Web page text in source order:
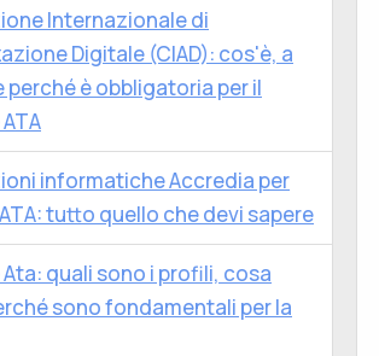
Internazionale di
Digitale (CIAD): cos'è, a
perché è obbligatoria per il
informatiche Accredia per
tutto quello che devi sapere
quali sono i profili, cosa
sono fondamentali per la